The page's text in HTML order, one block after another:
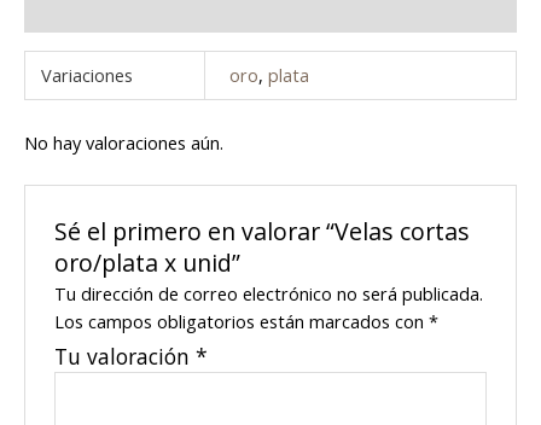
Variaciones oro, plata
No hay valoraciones aún.
Sé el primero en valorar “Velas cortas
oro/plata x unid”
Tu dirección de correo electrónico no será publicada.
Los campos obligatorios están marcados con*
Tu valoración*